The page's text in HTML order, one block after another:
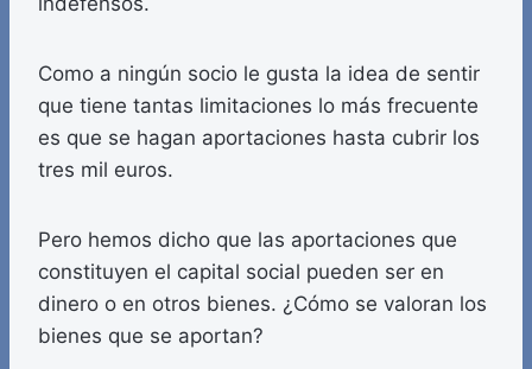
Como a ningún socio le gusta la idea de sentir
que tiene tantas limitaciones lo más frecuente
es que se hagan aportaciones hasta cubrir los
tres mil euros.
Pero hemos dicho que las aportaciones que
constituyen el capital social pueden ser en
dinero o en otros bienes. ¿Cómo se valoran los
bienes que se aportan?